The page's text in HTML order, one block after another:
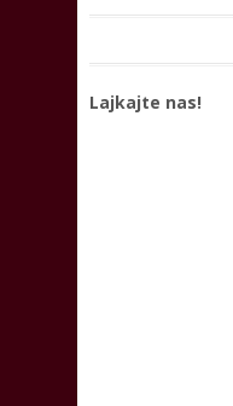
Lajkajte nas!